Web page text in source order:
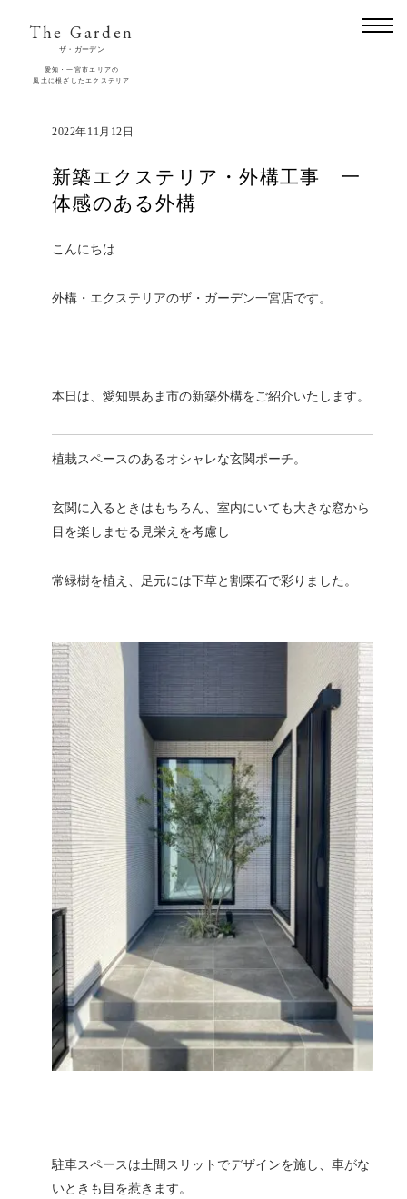
The Garden
ザ・ガーデン
愛知・一宮市エリアの
風土に根ざしたエクステリア
2022年11月12日
新築エクステリア・外構工事 一
体感のある外構
こんにちは
外構・エクステリアのザ・ガーデン一宮店です。
本日は、愛知県あま市の新築外構をご紹介いたします。
植栽スペースのあるオシャレな玄関ポーチ。
玄関に入るときはもちろん、室内にいても大きな窓から
目を楽しませる見栄えを考慮し
常緑樹を植え、足元には下草と割栗石で彩りました。
駐車スペースは土間スリットでデザインを施し、車がな
いときも目を惹きます。